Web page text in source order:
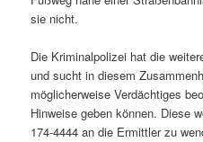
sie nicht.
Die Kriminalpolizei hat die
und sucht in diesem
möglicherweise Verdächtiges
Hinweise geben können. Diese
174-4444 an die Ermittler zu